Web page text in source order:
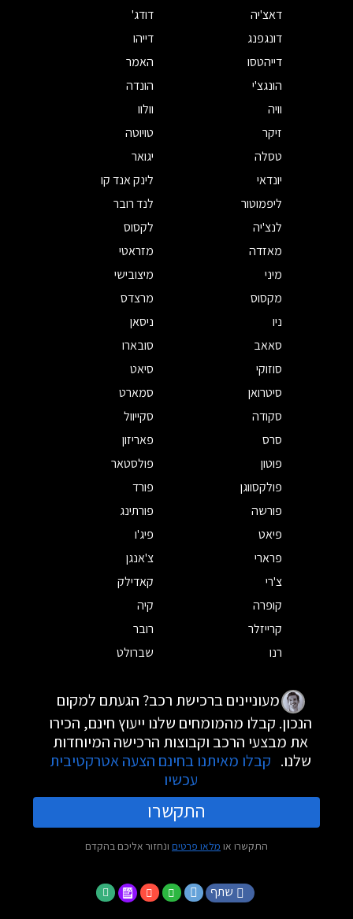
דאצ'יה
דודג'
דונגפנג
דייהו
דייהטסו
האמר
הונגצ'י
הונדה
וויה
וולוו
זיקר
טויוטה
טסלה
יגואר
יונדאי
לינק אנד קו
ליפמוטור
לנד רובר
לנצ'יה
לקסוס
מאזדה
מזראטי
מיני
מיצובישי
מקסוס
מרצדס
ניו
ניסאן
סאאב
סובארו
סוזוקי
סיאט
סיטרואן
סמארט
סקודה
סקייוול
סרס
פאריזון
פוטון
פולסטאר
פולקסווגן
פורד
פורשה
פורתינג
פיאט
פיג'ו
פרארי
צ'אנגן
צ'רי
קאדילק
קופרה
קיה
קרייזלר
רובר
רנו
שברולט
מעוניינים ברכישת רכב? הגעתם למקום
הנכון. קבלו מהמומחים שלנו ייעוץ חינם, הכירו
את מבצעי הרכב וקבוצות הרכישה המיוחדות
שלנו. קבלו מאיתנו בחינם הצעה אטרקטיבית
עכשיו
התקשרו
התקשרו או מלאו פרטים ונחזור אליכם בהקדם
שתף